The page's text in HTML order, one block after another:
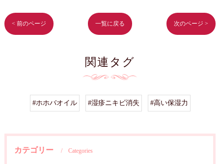
< 前のページ 一覧に戻る 次のページ >
関連タグ
#ホホバオイル #湿疹ニキビ消失 #高い保湿力
カテゴリー Categories